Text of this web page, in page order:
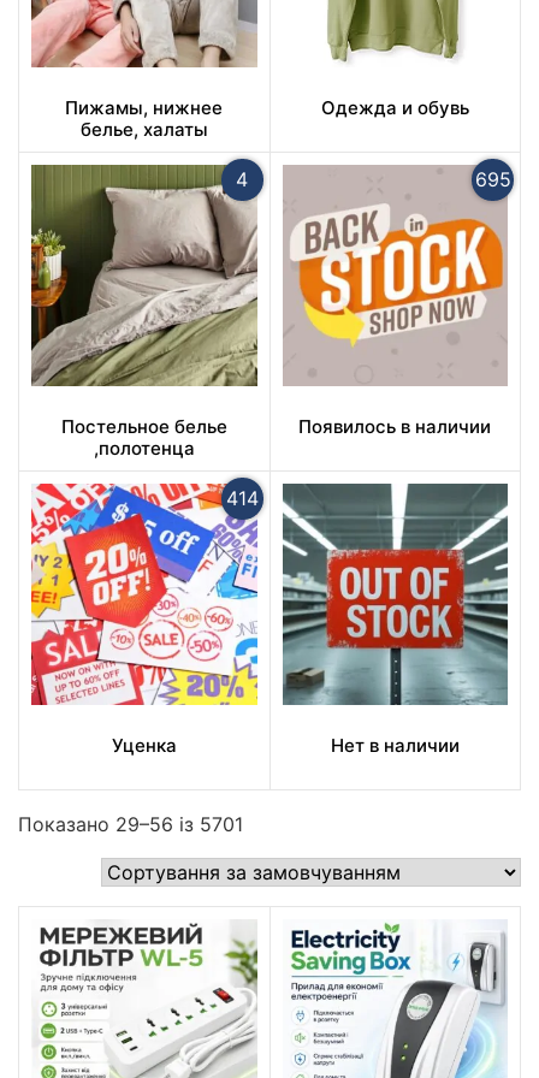
Пижамы, нижнее
белье, халаты
Одежда и обувь
4
Постельное белье
,полотенца
695
Появилось в наличии
414
Уценка Нет в наличии
Показано 29–56 із 5701